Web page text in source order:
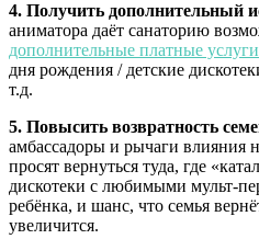
4. Получить дополнительный
аниматора даёт санаторию
дополнительные платные услуги
дня рождения / детские
т.д.
5. Повысить возвратность
амбассадоры и рычаги влияния
просят вернуться туда, где
дискотеки с любимыми мульт-
ребёнка, и шанс, что семья
увеличится.